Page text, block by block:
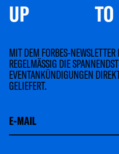
UP
MIT DEM FORBES-
REGELMÄSSIG DIE
EVENTANKÜNDIGUNGEN
GELIEFERT.